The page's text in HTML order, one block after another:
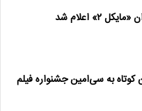
با حضور ایرج راد
۲» اعلام شد
انیمیشن کوتاه به سی‌امین جشنواره فیلم